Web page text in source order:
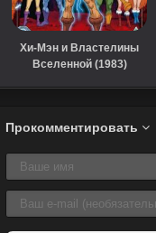
Хи-Мэн и Властелины
Вселенной (1983)
Прокомментировать